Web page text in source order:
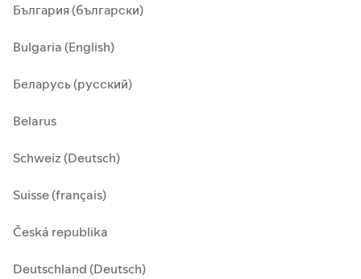
България (български)
Bulgaria (English)
Беларусь (русский)
Belarus
Schweiz (Deutsch)
Suisse (français)
Česká republika
Deutschland (Deutsch)